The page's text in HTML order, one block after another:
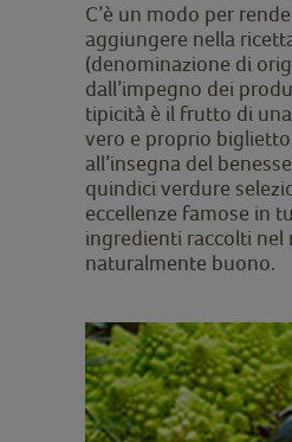
C’è un modo per
aggiungere nella
(denominazione di
dall’impegno dei
tipicità è il frutto di
vero e proprio
all’insegna del
quindici verdure
eccellenze famose in
ingredienti raccolti
naturalmente buono.